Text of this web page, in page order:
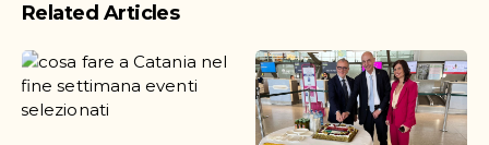
Related Articles